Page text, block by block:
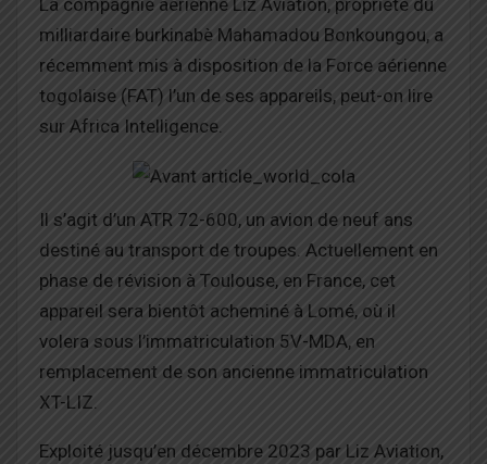
milliardaire burkinabè Mahamadou Bonkoungou, a
récemment mis à disposition de la Force aérienne
togolaise (FAT) l’un de ses appareils, peut-on lire
sur Africa Intelligence.
Il s’agit d’un ATR 72-600, un avion de neuf ans
destiné au transport de troupes. Actuellement en
phase de révision à Toulouse, en France, cet
appareil sera bientôt acheminé à Lomé, où il
volera sous l’immatriculation 5V-MDA, en
remplacement de son ancienne immatriculation
XT-LIZ.
Exploité jusqu’en décembre 2023 par Liz Aviation,